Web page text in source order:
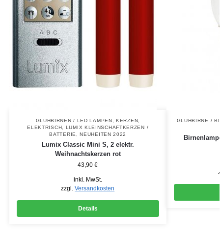
GLÜHBIRNEN / LED LAMPEN,KERZEN,
ELEKTRISCH, LUMIX KLEINSCHAFTKERZEN /
BATTERIE,NEUHEITEN 2022
Lumix Classic Mini S, 2 elektr.
Weihnachtskerzen rot
43,90€
inkl. MwSt.
zzgl.Versandkosten
Details
GLÜHBIRNE /